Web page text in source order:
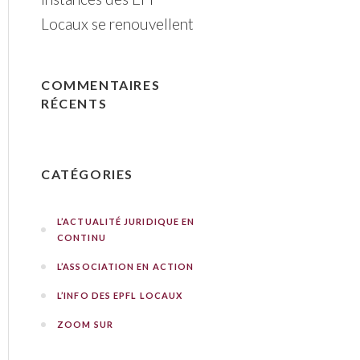
Locaux se renouvellent
COMMENTAIRES
RÉCENTS
CATÉGORIES
L’ACTUALITÉ JURIDIQUE EN
CONTINU
L’ASSOCIATION EN ACTION
L’INFO DES EPFL LOCAUX
ZOOM SUR